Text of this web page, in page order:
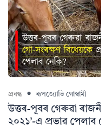
প্ৰবন্ধ ৰূপজ্যোতি গোস্বামী
উত্তৰ-পূবৰ গেৰুৱা
২০২১’-এ প্ৰভাৱ পেলাব